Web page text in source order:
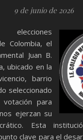
9 de junio de 2026
Colombia, el
Juan B.
ubicado en la
barrio
seleccionado
para
ejerzan su
Esta
clave para el